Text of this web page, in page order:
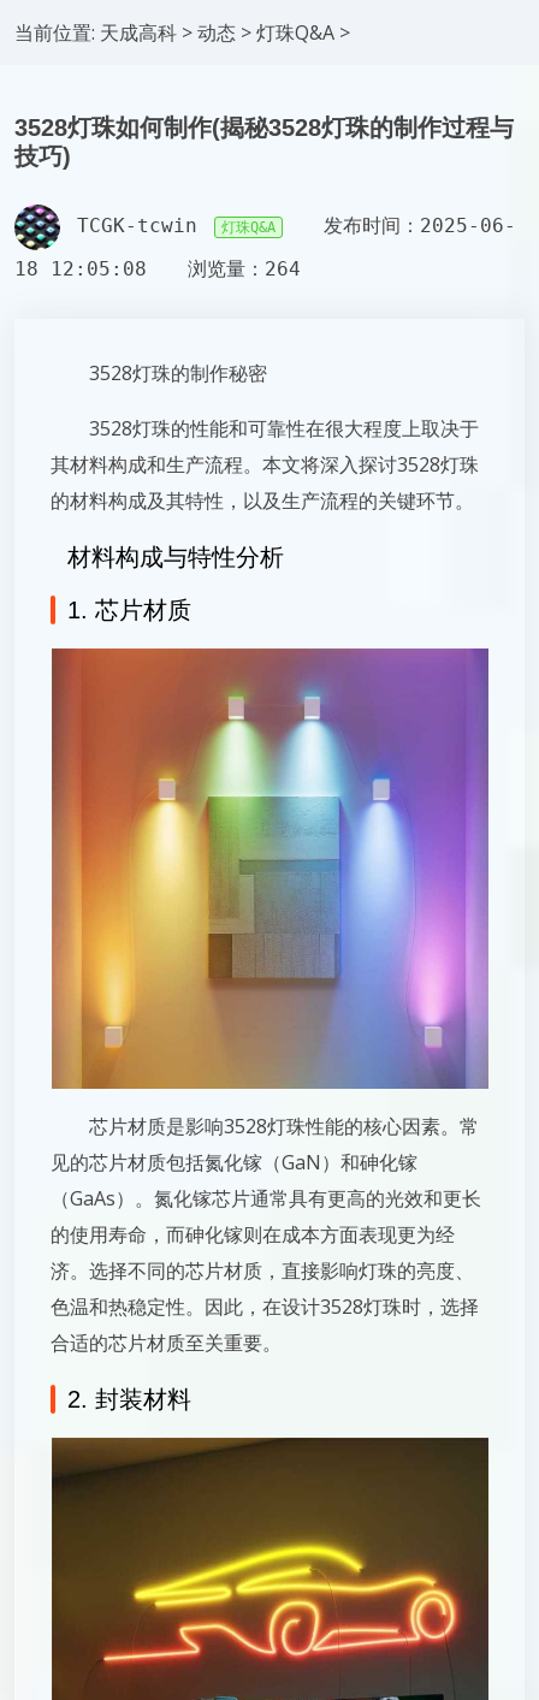
当前位置: 天成高科 >动态 >灯珠Q&A >
3528灯珠如何制作(揭秘3528灯珠的制作过程与
技巧)
TCGK-tcwin 灯珠Q&A
发布时间：2025-06-
18 12:05:08
浏览量：264
3528灯珠的制作秘密
3528灯珠的性能和可靠性在很大程度上取决于
其材料构成和生产流程。本文将深入探讨3528灯珠
的材料构成及其特性，以及生产流程的关键环节。
材料构成与特性分析
1. 芯片材质
芯片材质是影响3528灯珠性能的核心因素。常
见的芯片材质包括氮化镓（GaN）和砷化镓
（GaAs）。氮化镓芯片通常具有更高的光效和更长
的使用寿命，而砷化镓则在成本方面表现更为经
济。选择不同的芯片材质，直接影响灯珠的亮度、
色温和热稳定性。因此，在设计3528灯珠时，选择
合适的芯片材质至关重要。
2. 封装材料